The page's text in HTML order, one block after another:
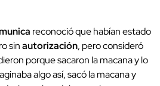
reconoció que habían estado
sinautorización, pero consideró
porque sacaron la macana y lo
algo así, sacó la macana y